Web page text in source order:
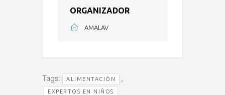
ORGANIZADOR
AMALAV
Tags: ALIMENTACIÓN ,
EXPERTOS EN NIÑOS